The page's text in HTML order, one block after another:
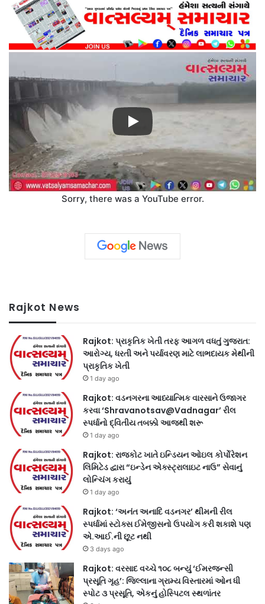
Sorry, there was a YouTube error.
Rajkot News
Rajkot: પ્રાકૃતિક ખેતી તરફ આગળ વધતું ગુજરાત:
આરોગ્ય, ધરતી અને પર્યાવરણ માટે લાભદાયક મેથીની
પ્રાકૃતિક ખેતી
1 day ago
Rajkot: વડનગરના આધ્યાત્મિક વારસાને ઉજાગર
કરવા ‘Shravanotsav@Vadnagar’ રીલ
સ્પર્ધાનો દ્વિતીય તબક્કો આજથી શરૂ
1 day ago
Rajkot: રાજકોટ ખાતે ઇન્ડિયન ઓઇલ કોર્પોરેશન
લિમિટેડ દ્વારા “ઇન્ડેન એક્સ્ટ્રાલાઇટ નાઉ” સેવાનું
લોન્ચિંગ કરાયું
1 day ago
Rajkot: ‘અનંત અનાદિ વડનગર’ થીમની રીલ
સ્પર્ધામાં સ્ટોક્સ ઈમેજીસનો ઉપયોગ કરી શકાશે પણ
એ.આઈ.ની છૂટ નથી
3 days ago
Rajkot: વરસાદ વચ્ચે ૧૦૮ બન્યું ‘ઈમરજન્સી
પ્રસૂતિ ગૃહ’: જિલ્લાના ગ્રામ્ય વિસ્તારમાં ઓન ધી
સ્પોટ ૩ પ્રસૂતિ, એકનું હોસ્પિટલ સ્થળાંતર